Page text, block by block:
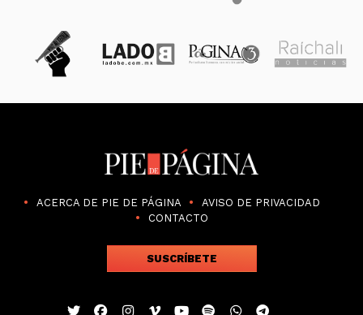
ACERCA DE PIE DE PÁGINA
AVISO DE PRIVACIDAD
CONTACTO
SUSCRÍBETE